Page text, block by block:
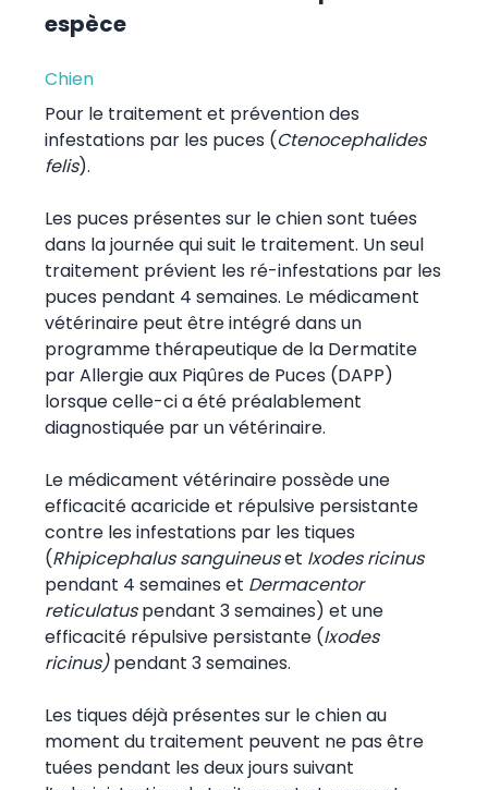
espèce
Chien
Pour le traitement et prévention des
infestations par les puces (Ctenocephalides
felis).
Les puces présentes sur le chien sont tuées
dans la journée qui suit le traitement. Un seul
traitement prévient les ré-infestations par les
puces pendant 4 semaines. Le médicament
vétérinaire peut être intégré dans un
programme thérapeutique de la Dermatite
par Allergie aux Piqûres de Puces (DAPP)
lorsque celle-ci a été préalablement
diagnostiquée par un vétérinaire.
Le médicament vétérinaire possède une
efficacité acaricide et répulsive persistante
contre les infestations par les tiques
(Rhipicephalus sanguineuset Ixodes ricinus
pendant 4 semaines et Dermacentor
reticulatuspendant 3 semaines) et une
efficacité répulsive persistante (Ixodes
ricinus)pendant 3 semaines.
Les tiques déjà présentes sur le chien au
moment du traitement peuvent ne pas être
tuées pendant les deux jours suivant